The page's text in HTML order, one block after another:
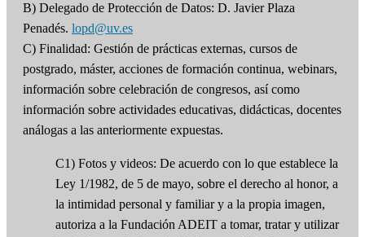
B) Delegado de Protección de Datos: D. Javier Plaza
Penadés. lopd@uv.es
C) Finalidad: Gestión de prácticas externas, cursos de
postgrado, máster, acciones de formación continua, webinars,
información sobre celebración de congresos, así como
información sobre actividades educativas, didácticas, docentes
análogas a las anteriormente expuestas.
C1) Fotos y videos: De acuerdo con lo que establece la
Ley 1/1982, de 5 de mayo, sobre el derecho al honor, a
la intimidad personal y familiar y a la propia imagen,
autoriza a la Fundación ADEIT a tomar, tratar y utilizar